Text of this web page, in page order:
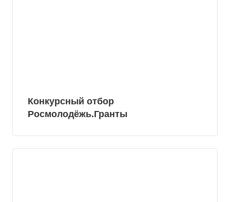
Конкурсный отбор
Росмолодёжь.Гранты